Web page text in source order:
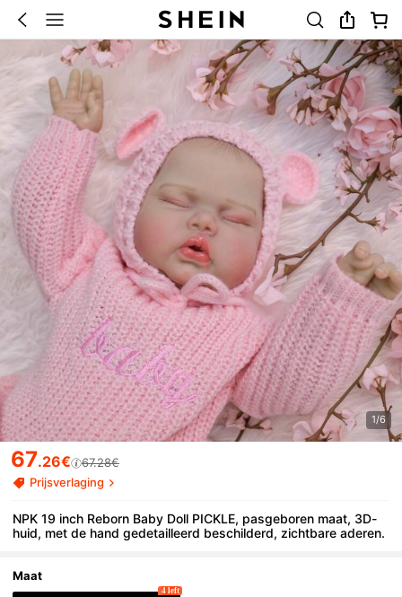
1/6
67.26€
67.28€
Prijsverlaging
NPK 19 inch Reborn Baby Doll PICKLE, pasgeboren maat, 3D-
huid, met de hand gedetailleerd beschilderd, zichtbare aderen.
Maat
4 left